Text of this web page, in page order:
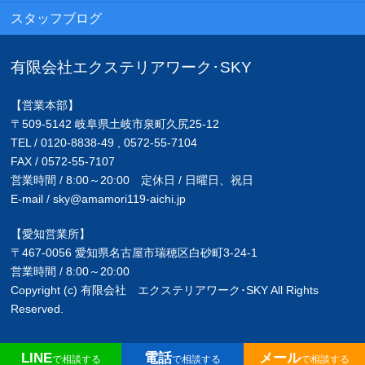
スタッフブログ
有限会社エクステリアワーク･SKY
【営業本部】
〒509-5142 岐阜県土岐市泉町久尻25-12
TEL / 0120-8838-49 , 0572-55-7104
FAX / 0572-55-7107
営業時間 / 8:00～20:00 定休日 / 日曜日、祝日
E-mail / sky@amamori119-aichi.jp
【愛知営業所】
〒467-0056 愛知県名古屋市瑞穂区白砂町3-24-1
営業時間 / 8:00～20:00
Copyright (c) 有限会社 エクステリアワーク･SKY All Rights
Reserved.
LINEで相談する 電話で相談する メールで相談する